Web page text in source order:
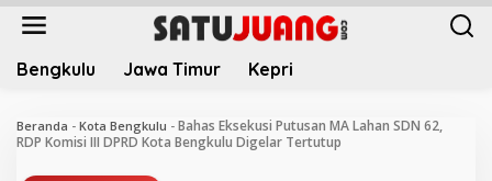
L
Bengkulu Jawa Timur Kepri
Beranda - Kota Bengkulu - Bahas Eksekusi Putusan MA Lahan SDN 62,
RDP Komisi III DPRD Kota Bengkulu Digelar Tertutup